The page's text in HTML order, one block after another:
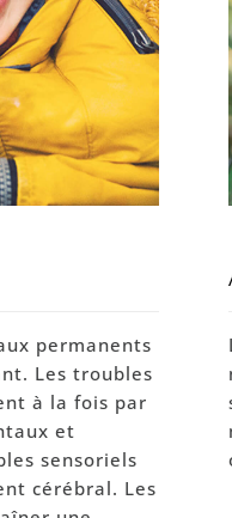
permanents
Les troubles
à la fois par
et
sensoriels
cérébral. Les